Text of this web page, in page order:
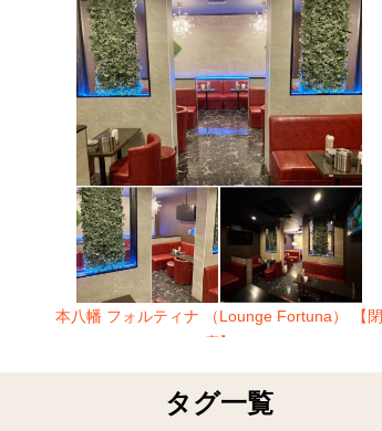
本八幡 フォルティナ （Lounge Fortuna） 【閉
店】
タグ一覧